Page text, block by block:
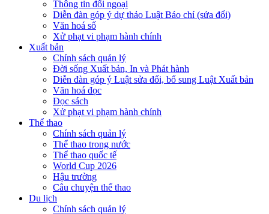
Thông tin đối ngoại
Diễn đàn góp ý dự thảo Luật Báo chí (sửa đổi)
Văn hoá số
Xử phạt vi phạm hành chính
Xuất bản
Chính sách quản lý
Đời sống Xuất bản, In và Phát hành
Diễn đàn góp ý Luật sửa đổi, bổ sung Luật Xuất bản
Văn hoá đọc
Đọc sách
Xử phạt vi phạm hành chính
Thể thao
Chính sách quản lý
Thể thao trong nước
Thể thao quốc tế
World Cup 2026
Hậu trường
Câu chuyện thể thao
Du lịch
Chính sách quản lý